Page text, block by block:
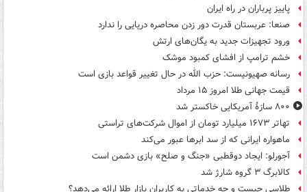
پاییز پرباران در راه ایران
صنعا: عربستان قدرت دور زدن محاصره دریایی را ندارد
ورود تجهیزات جدید به یگان‌های ارتش
خشم ترامپ از افشای کمبود موشک
رسانه صهیونیست: حزب الله در حال تغییر قواعد بازی است
قیمت جهانی طلا امروز ۱۵ مرداد
۸۰۰ سازۀ آمریکایی خاکستر شد
تهاتر ۱۶۷۳ میلیارد تومان از اموال شرکت‌های تراستی
ماهواره ایرانی که از سد ابرها عبور می‌کند
آجورلو: ایجاد دوقطبی «جنگ و صلح‌» بازی دشمن است
کالابرگ ۳ گروه شارژ شد
طلاسی چیست و چه خدماتی به کاربران بازار طلا ارائه می‌دهد؟